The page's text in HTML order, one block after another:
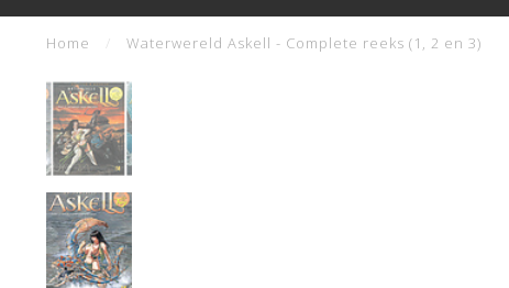
Home Waterwereld Askell - Complete reeks (1, 2 en 3)